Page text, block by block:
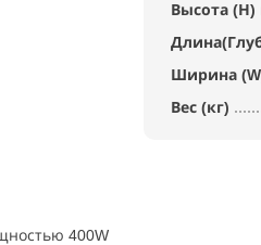
400W
Высота
Ширина
Вес (кг)